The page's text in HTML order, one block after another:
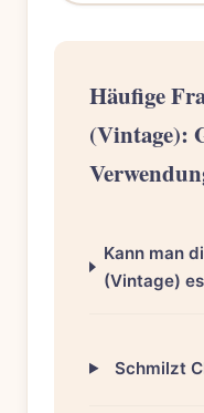
Häufige
(Vintage):
Kann man
(Vintage)
Schmilzt